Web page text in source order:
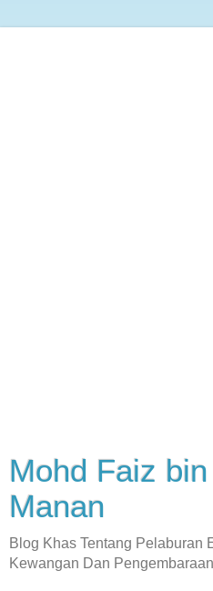
Mohd Faiz
Manan
Blog Khas Tentang Pelaburan
Kewangan Dan